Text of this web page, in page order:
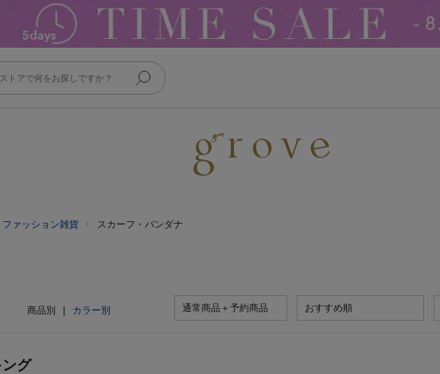
ファッション雑貨 スカーフ・バンダナ
商品別 カラー別 通常商品＋予約商品 おすすめ順
グ